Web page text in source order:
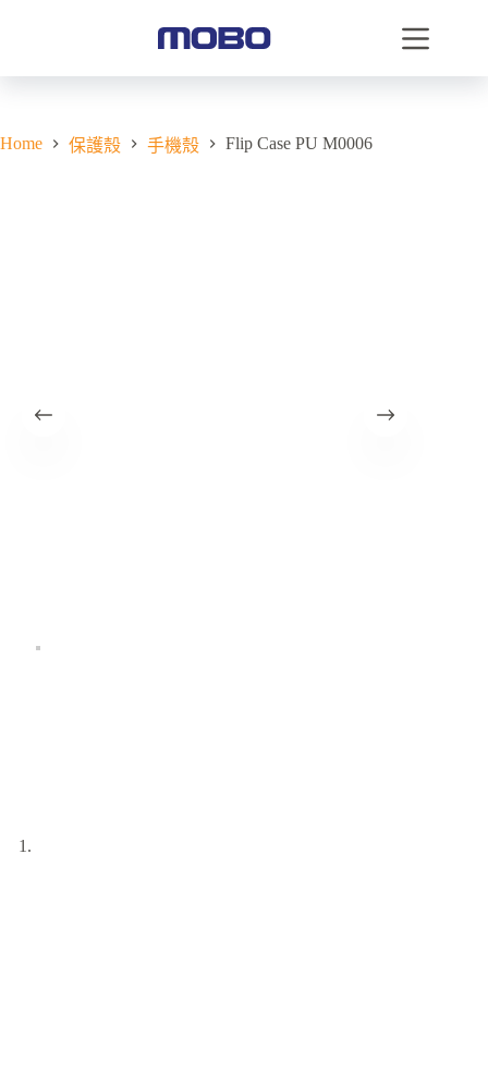
Home 保護殼 手機殼 Flip Case PU M0006